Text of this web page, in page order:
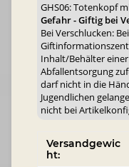
GHS06: Totenkopf
Gefahr - Giftig bei
Bei Verschlucken:
Inhalt/Behälter
Abfallentsorgung
darf nicht in die
Jugendlichen
nicht bei
Versandgewic
ht: